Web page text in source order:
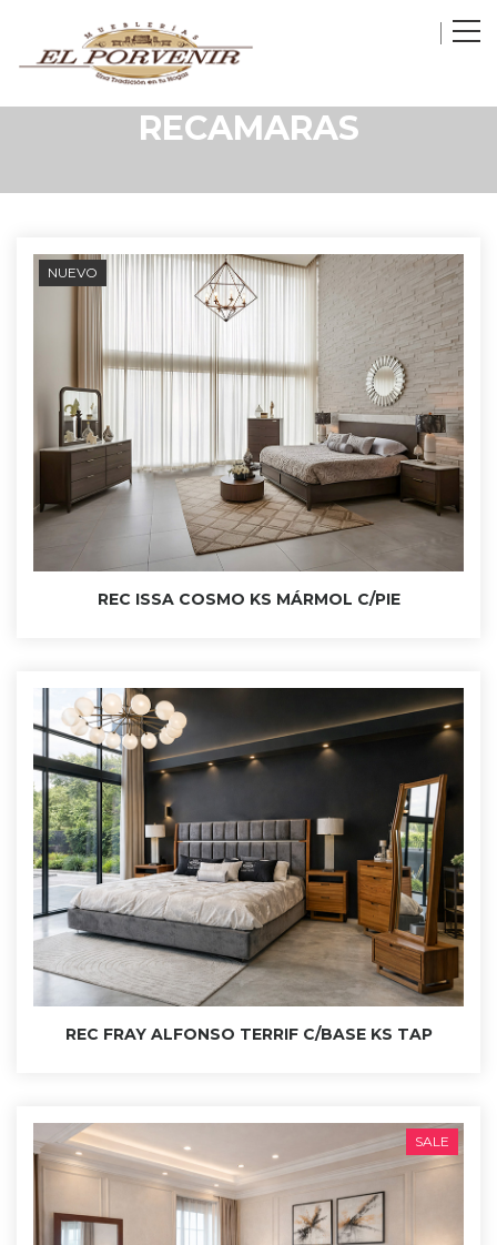
RECAMARAS
NUEVO
REC ISSA COSMO KS MÁRMOL C/PIE
REC FRAY ALFONSO TERRIF C/BASE KS TAP
SALE